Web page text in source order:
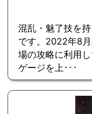
混乱・魅了技を
です。2022年8
場の攻略に利用
ゲージを上･･･